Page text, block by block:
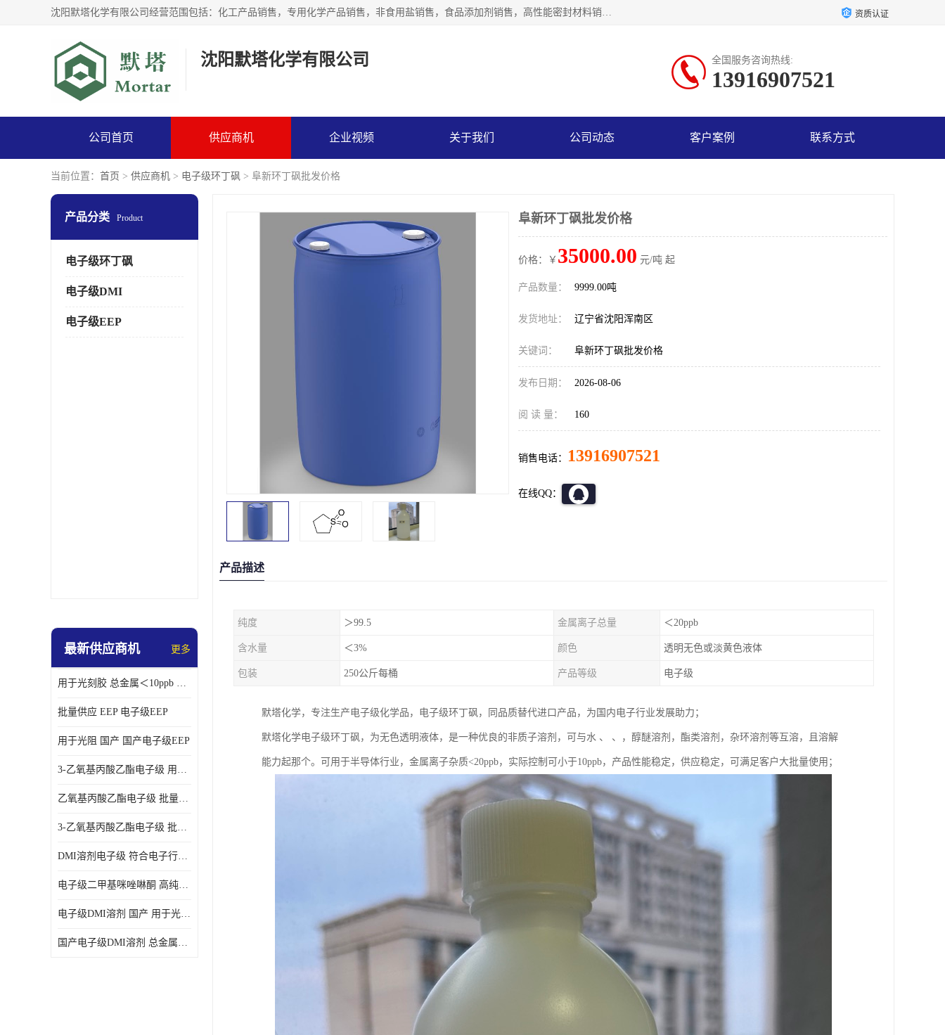
沈阳默塔化学有限公司经营范围包括：化工产品销售，专用化学产品销售，非食用盐销售，食品添加剂销售，高性能密封材料销售，涂料销售，合成材料销售，工程塑料及合成树脂销售等；主要产品有高纯电子级环丁砜，总金属离子可控制在ppb级别、纯度高、颜色浅、耐高温分解时间长，特别适合于半导体制造，硅片晶圆制造，清洗湿电子化学品，锂电池电解液，电子油墨，特种材料等高端行业；也适用于医药合成。 资质认证
沈阳默塔化学有限公司 全国服务咨询热线:
13916907521
公司首页 供应商机 企业视频 关于我们 公司动态 客户案例 联系方式
当前位置： 首页 > 供应商机 > 电子级环丁砜 > 阜新环丁砜批发价格
产品分类 Product
电子级环丁砜
电子级DMI
电子级EEP
最新供应商机 更多
用于光刻胶 总金属＜10ppb 电子级EEP溶剂
批量供应 EEP 电子级EEP
用于光阻 国产 国产电子级EEP
3-乙氧基丙酸乙酯电子级 用于剥离液 国产
乙氧基丙酸乙酯电子级 批量供应 电子级
3-乙氧基丙酸乙酯电子级 批量供应
DMI溶剂电子级 符合电子行业要求
电子级二甲基咪唑啉酮 高纯度 用于光阻
电子级DMI溶剂 国产 用于光刻胶
国产电子级DMI溶剂 总金属小于20ppb 用于半导体清洗
阜新环丁砜批发价格
价格：￥ 35000.00 元/吨 起
产品数量： 9999.00吨
发货地址： 辽宁省沈阳浑南区
关键词： 阜新环丁砜批发价格
发布日期： 2026-08-06
阅 读 量： 160
销售电话： 13916907521
在线QQ：
产品描述
纯度 ＞99.5 金属离子总量 ＜20ppb
含水量 ＜3% 颜色 透明无色或淡黄色液体
包装 250公斤每桶 产品等级 电子级
默塔化学，专注生产电子级化学品，电子级环丁砜，同品质替代进口产品，为国内电子行业发展助力；
默塔化学电子级环丁砜，为无色透明液体，是一种优良的非质子溶剂，可与水 、 、，醇醚溶剂，酯类溶剂，杂环溶剂等互溶，且溶解
能力起那个。可用于半导体行业，金属离子杂质<20ppb，实际控制可小于10ppb，产品性能稳定，供应稳定，可满足客户大批量使用；